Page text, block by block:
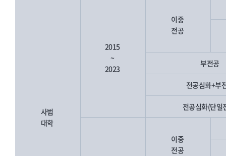
사범
대학
2015
~
2023
이중
전공
부전공
전공심화+부
전공심화(단일
이중
전공